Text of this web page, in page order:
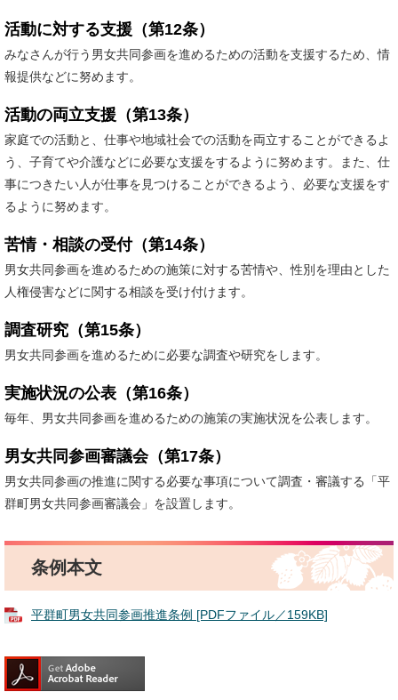
活動に対する支援（第12条）
みなさんが行う男女共同参画を進めるための活動を支援するため、情
報提供などに努めます。​
活動の両立支援（第13条）
家庭での活動と、仕事や地域社会での活動を両立することができるよ
う、子育てや介護などに必要な支援をするように努めます。また、仕
事につきたい人が仕事を見つけることができるよう、必要な支援をす
るように努めます。
苦情・相談の受付（第14条）
男女共同参画を進めるための施策に対する苦情や、性別を理由とした
人権侵害などに関する相談を受け付けます。​
調査研究（第15条）
男女共同参画を進めるために必要な調査や研究をします。
実施状況の公表（第16条）
毎年、男女共同参画を進めるための施策の実施状況を公表します。​
男女共同参画審議会（第17条）
男女共同参画の推進に関する必要な事項について調査・審議する「平
群町男女共同参画審議会」を設置します。
条例本文
平群町男女共同参画推進条例 [PDFファイル／159KB]